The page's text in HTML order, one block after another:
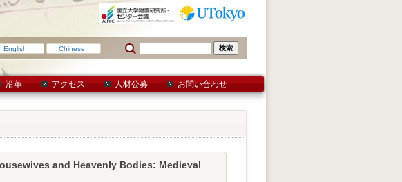
English Chinese
沿革 アクセス 人材公募 お問い合わせ
and Heavenly Bodies: Medieval